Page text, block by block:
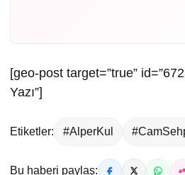
[geo-post target=”true”
Yazı”]
Etiketler: #AlperKul
Bu haberi paylaş: